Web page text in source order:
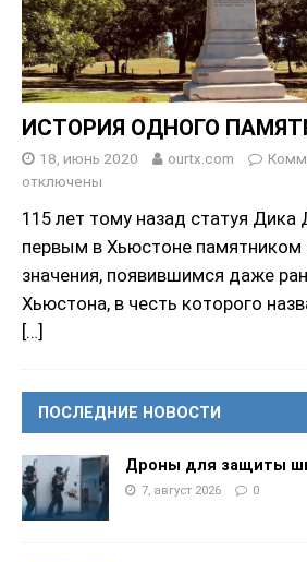
ИСТОРИЯ ОДНОГО
18, июнь 2020 ourtx.com
отключены
115 лет тому назад статуя Дика
первым в Хьюстоне памятником
значения, появившимся даже
Хьюстона, в честь которого
[…]
ПОСЛЕДНИЕ НОВОСТИ
Дроны для защиты
7, август 2026 0